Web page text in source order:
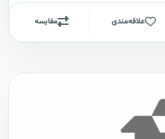
علاقه‌مندی مقایسه